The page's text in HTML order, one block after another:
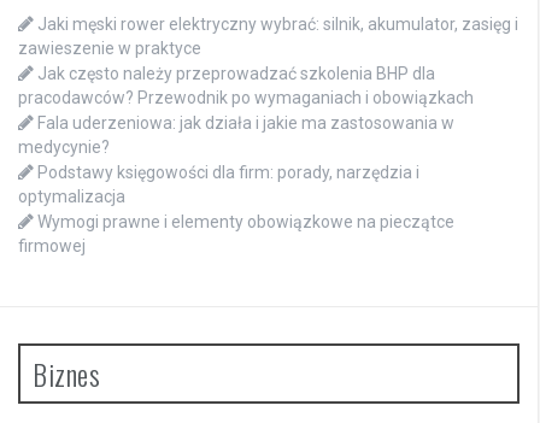
Jaki męski rower elektryczny wybrać: silnik, akumulator, zasięg i
zawieszenie w praktyce
Jak często należy przeprowadzać szkolenia BHP dla
pracodawców? Przewodnik po wymaganiach i obowiązkach
Fala uderzeniowa: jak działa i jakie ma zastosowania w
medycynie?
Podstawy księgowości dla firm: porady, narzędzia i
optymalizacja
Wymogi prawne i elementy obowiązkowe na pieczątce
firmowej
Biznes